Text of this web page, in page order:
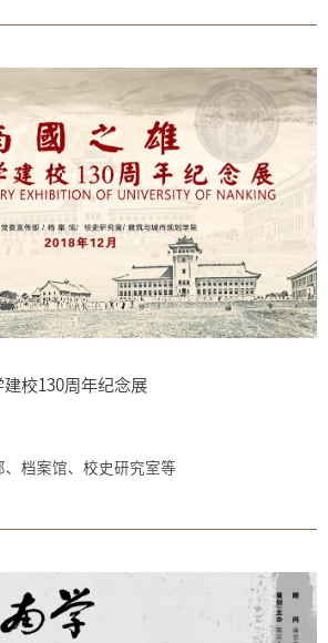
校130周年纪念展
、档案馆、校史研究室等